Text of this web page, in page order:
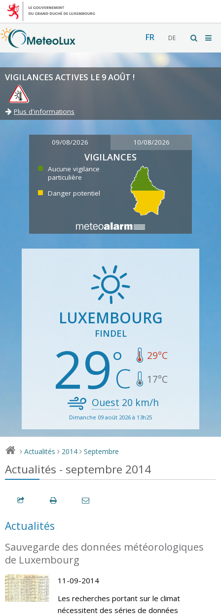
FR DE
VIGILANCES ACTIVES LE 9 AOÛT !
Plus d'informations
09/08/2026 10/08/2026
VIGILANCES
Aucune vigilance
particulière
Danger potentiel
LUXEMBOURG
FINDEL
29 29°C
17°C
Ouest 20 km/h
Dimanche 09 août 2026 à 13h25
> Actualités > 2014 > Septembre
Actualités - septembre 2014
Actualités
Sauvegarde des données météorologiques
de Luxembourg
11-09-2014
Les recherches portant sur le climat
nécessitent des séries de données